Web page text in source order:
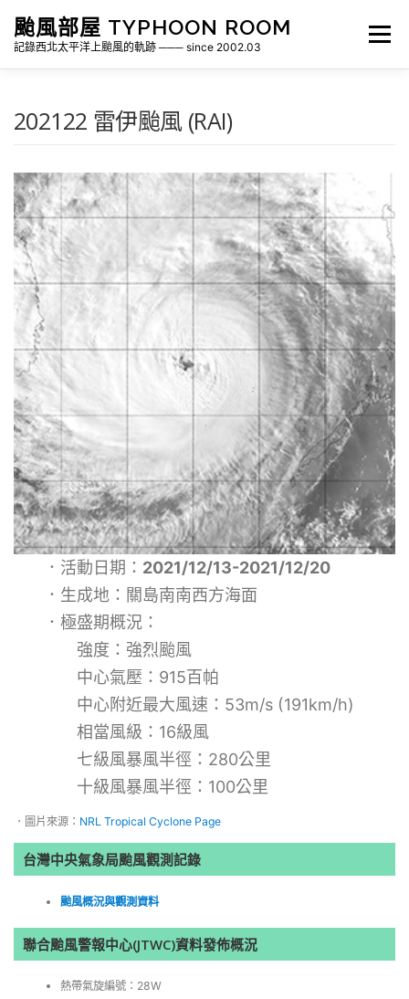
颱風部屋 TYPHOON ROOM
記錄西北太平洋上颱風的軌跡 ─── since 2002.03
選單
各地瞬間風速紀錄 侵台颱風新聞剪報 氣象相關資源
202122 雷伊颱風 (RAI)
．活動日期： 2021/12/13-2021/12/20
．生成地：關島南南西方海面
．極盛期概況：
強度：強烈颱風
中心氣壓：915百帕
中心附近最大風速：53m/s (191km/h)
相當風級：16級風
七級風暴風半徑：280公里
十級風暴風半徑：100公里
．圖片來源： NRL Tropical Cyclone Page
台灣中央氣象局颱風觀測記錄
颱風概況與觀測資料
聯合颱風警報中心(JTWC)資料發佈概況
熱帶氣旋編號：28W